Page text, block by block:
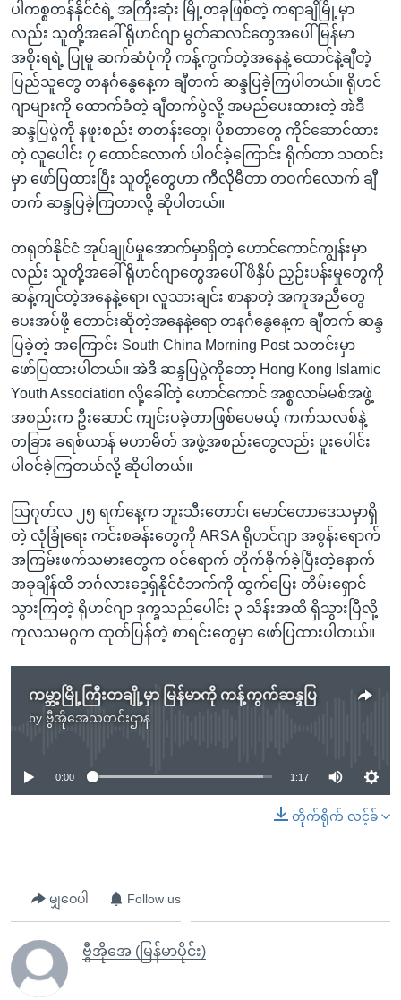
ပါကစ္စတန်နိုင်ငံရဲ့ အကြီးဆုံး မြို့တခုဖြစ်တဲ့ ကရာချိမြို့မှာ
လည်း သူတို့အခေါ် ရိုဟင်ဂျာ မွတ်ဆလင်တွေအပေါ် မြန်မာ
အစိုးရရဲ့ ပြုမူ ဆက်ဆံပုံကို ကန့်ကွက်တဲ့အနေနဲ့ ထောင်နဲ့ချီတဲ့
ပြည်သူတွေ တနင်္ဂနွေနေ့က ချီတက် ဆန္ဒပြခဲ့ကြပါတယ်။ ရိုဟင်
ဂျာများကို ထောက်ခံတဲ့ ချီတက်ပွဲလို့ အမည်ပေးထားတဲ့ အဲဒီ
ဆန္ဒပြပွဲကို နဖူးစည်း စာတန်းတွေ၊ ပိုစတာတွေ ကိုင်ဆောင်ထား
တဲ့ လူပေါင်း ၇ ထောင်လောက် ပါဝင်ခဲ့ကြောင်း ရိုက်တာ သတင်း
မှာ ဖော်ပြထားပြီး သူတို့တွေဟာ ကီလိုမီတာ တဝက်လောက် ချီ
တက် ဆန္ဒပြခဲ့ကြတာလို့ ဆိုပါတယ်။
တရုတ်နိုင်ငံ အုပ်ချုပ်မှုအောက်မှာရှိတဲ့ ဟောင်ကောင်ကျွန်းမှာ
လည်း သူတို့အခေါ် ရိုဟင်ဂျာတွေအပေါ် ဖိနှိပ် ညှဉ်းပန်းမှုတွေကို
ဆန့်ကျင်တဲ့အနေနဲ့ရော၊ လူသားချင်း စာနာတဲ့ အကူအညီတွေ
ပေးအပ်ဖို့ တောင်းဆိုတဲ့အနေနဲ့ရော တနင်္ဂနွေနေ့က ချီတက် ဆန္ဒ
ပြခဲ့တဲ့ အကြောင်း South China Morning Post သတင်းမှာ
ဖော်ပြထားပါတယ်။ အဲဒီ ဆန္ဒပြပွဲကိုတော့ Hong Kong Islamic
Youth Association လို့ခေါ်တဲ့ ဟောင်ကောင် အစ္စလာမ်မစ်အဖွဲ့
အစည်းက ဦးဆောင် ကျင်းပခဲ့တာဖြစ်ပေမယ့် ကက်သလစ်နဲ့
တခြား ခရစ်ယာန် မဟာမိတ် အဖွဲ့အစည်းတွေလည်း ပူးပေါင်း
ပါဝင်ခဲ့ကြတယ်လို့ ဆိုပါတယ်။
သြဂုတ်လ ၂၅ ရက်နေ့က ဘူးသီးတောင်၊ မောင်တောဒေသမှာရှိ
တဲ့ လုံခြုံရေး ကင်းစခန်းတွေကို ARSA ရိုဟင်ဂျာ အစွန်းရောက်
အကြမ်းဖက်သမားတွေက ဝင်ရောက် တိုက်ခိုက်ခဲ့ပြီးတဲ့နောက်
အခုချိန်ထိ ဘင်္ဂလားဒေ့ရှ်နိုင်ငံဘက်ကို ထွက်ပြေး တိမ်းရှောင်
သွားကြတဲ့ ရိုဟင်ဂျာ ဒုက္ခသည်ပေါင်း ၃ သိန်းအထိ ရှိသွားပြီလို့
ကုလသမဂ္ဂက ထုတ်ပြန်တဲ့ စာရင်းတွေမှာ ဖော်ပြထားပါတယ်။
ကမ္ဘာ့မြို့ကြီးတချို့မှာ မြန်မာကို ကန့်ကွက်ဆန္ဒပြ
by ဗွီအိုအေသတင်းဌာန
No media source currently available
0:00 1:17
တိုက်ရိုက် လင့်ခ်
မျှဝေပါ Follow us
ဗွီအိုအေ (မြန်မာပိုင်း)